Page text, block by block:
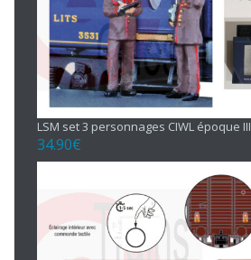
LSM set 3 personnages CIWL époque III
34.90€